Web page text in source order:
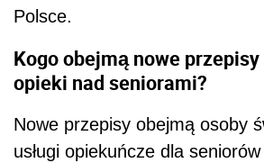
Polsce.
Kogo obejmą nowe
opieki nad seniorami?
Nowe przepisy obejmą osoby
usługi opiekuńcze dla